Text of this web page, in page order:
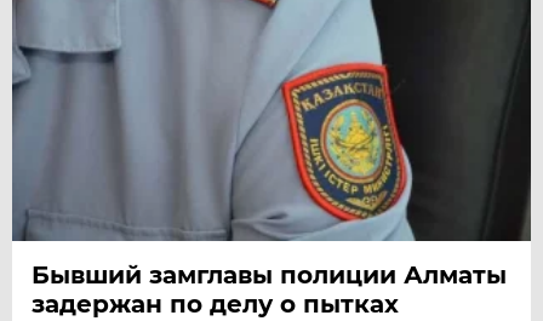
Бывший замглавы полиции Алматы
задержан по делу о пытках